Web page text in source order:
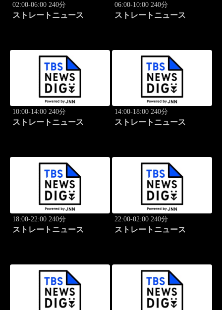
02:00-06:00 240分
ストレートニュース
06:00-10:00 240分
ストレートニュース
10:00-14:00 240分
ストレートニュース
14:00-18:00 240分
ストレートニュース
18:00-22:00 240分
ストレートニュース
22:00-02:00 240分
ストレートニュース